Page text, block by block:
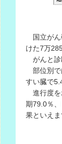
国立がん
けた7万
がんと診
部位別で
すい臓で
進行度を
期79.0％
果といえま